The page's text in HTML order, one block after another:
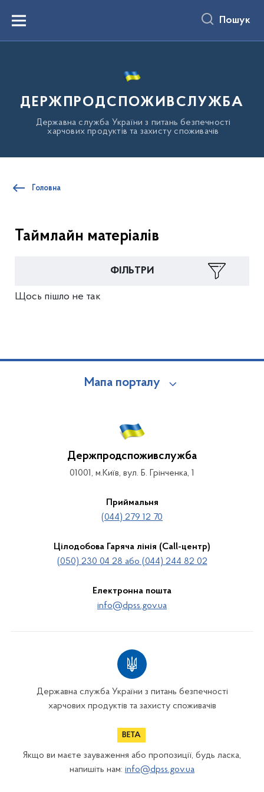
вмістуMenu Пошук
ДЕРЖПРОДСПОЖИВСЛУЖБА
Державна служба України з питань безпечності
харчових продуктів та захисту споживачів
Головна
Таймлайн матеріалів
ФІЛЬТРИ
Щось пішло не так
Мапа порталу
Держпродспоживслужба
01001, м.Київ, вул. Б. Грінченка, 1
Приймальня
(044) 279 12 70
Цілодобова Гаряча лінія (Call-центр)
(050) 230 04 28 або (044) 244 82 02
Електронна пошта
info@dpss.gov.ua
Державна служба України з питань безпечності
харчових продуктів та захисту споживачів
Якщо ви маєте зауваження або пропозиції, будь ласка,
напишіть нам: info@dpss.gov.ua